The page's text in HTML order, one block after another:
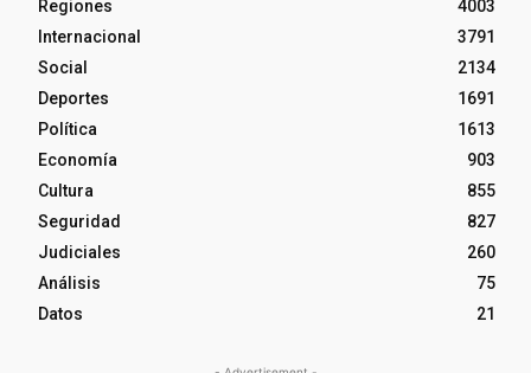
Regiones
4003
Internacional
3791
Social
2134
Deportes
1691
Política
1613
Economía
903
Cultura
855
Seguridad
827
Judiciales
260
Análisis
75
Datos
21